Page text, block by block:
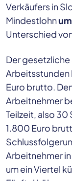
Verkäufers in
Mindestlohn
Unterschied
Der
Arbeitsstunden
Euro brutto.
Arbeitnehmer
Teilzeit, also
1.800 Euro
Arbeitnehmer
um ein Viertel